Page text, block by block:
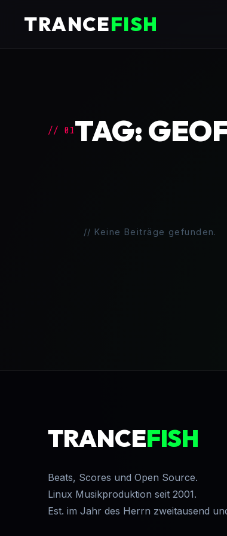
TRANCEFISH
// 01TAG:
// Keine Beiträge gefunden.
TRANCEFISH
Beats, Scores und Open Source.
Linux Musikproduktion seit 2001.
Est. im Jahr des Herrn zweitausend